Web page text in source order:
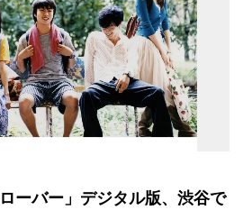
ーバー」デジタル版、渋谷で